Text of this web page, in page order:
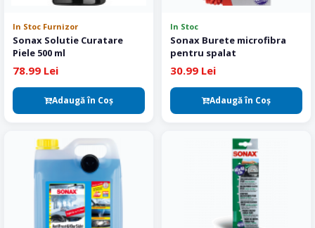
In Stoc Furnizor
Sonax Solutie Curatare
Piele 500 ml
78.99 Lei
Adaugă în Coş
In Stoc
Sonax Burete microfibra
pentru spalat
30.99 Lei
Adaugă în Coş